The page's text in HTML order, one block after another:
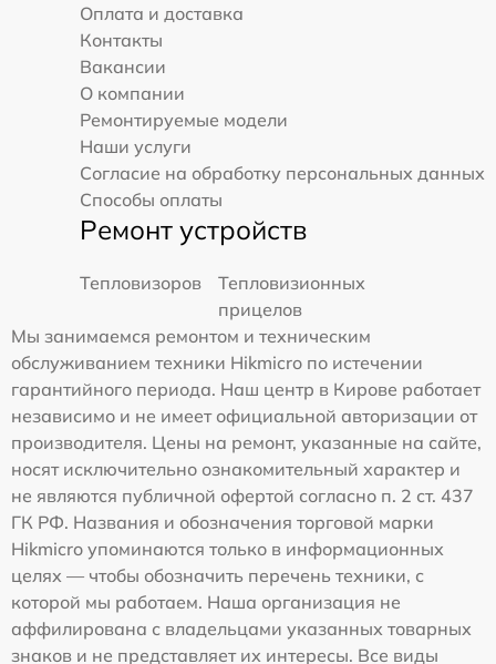
Оплата и доставка
Контакты
Вакансии
О компании
Ремонтируемые модели
Наши услуги
Согласие на обработку персональных данных
Способы оплаты
Ремонт устройств
Тепловизоров
Тепловизионных
прицелов
Мы занимаемся ремонтом и техническим
обслуживанием техники Hikmicro по истечении
гарантийного периода. Наш центр в Кирове работает
независимо и не имеет официальной авторизации от
производителя. Цены на ремонт, указанные на сайте,
носят исключительно ознакомительный характер и
не являются публичной офертой согласно п. 2 ст. 437
ГК РФ. Названия и обозначения торговой марки
Hikmicro упоминаются только в информационных
целях — чтобы обозначить перечень техники, с
которой мы работаем. Наша организация не
аффилирована с владельцами указанных товарных
знаков и не представляет их интересы. Все виды